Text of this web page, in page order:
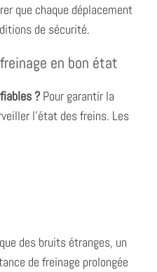
que chaque déplacement
de sécurité.
en bon état
?Pour garantir la
l’état des freins. Les
des bruits étranges, un
de freinage prolongée